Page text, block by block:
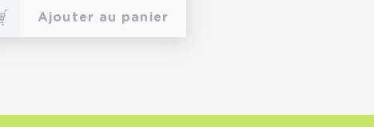
Ajouter au panier